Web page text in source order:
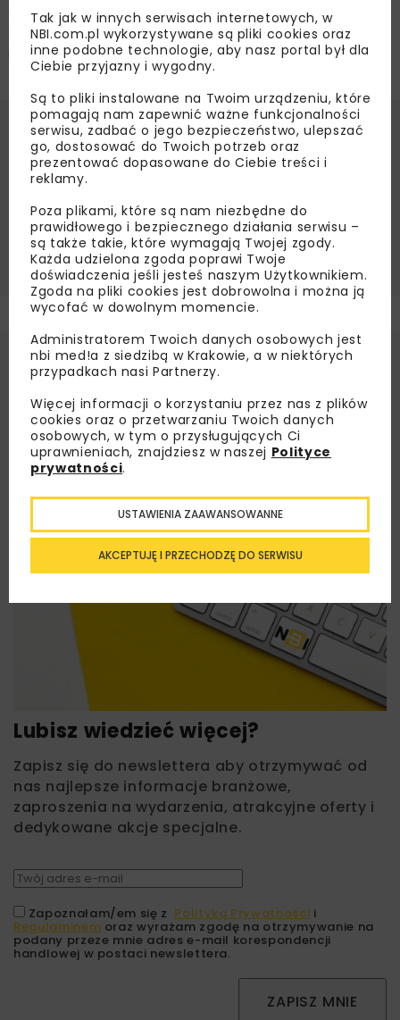
go do współczesnych wymagań transportu
śródlądowego oraz zapewnienie długoterminowej
niezawodności infrastruktury na Dunaju.
Źródło:PORR SA
DUNAJ FELBERMAYR HABAU
HYDROTECHNIKA
PASAWA
PORR
ŚLUZA KACHLET
ŻEGLUGA ŚRÓDLĄDOWA
Lubisz wiedzieć więcej?
Zapisz się do newslettera aby otrzymywać od
nas najlepsze informacje branżowe,
zaproszenia na wydarzenia, atrakcyjne oferty i
dedykowane akcje specjalne.
Zapoznałam/em się z Polityką Prywatności i
Regulaminem oraz wyrażam zgodę na otrzymywanie na
podany przeze mnie adres e-mail korespondencji
handlowej w postaci newslettera.
ZAPISZ MNIE
Tak jak w innych serwisach internetowych, w
NBI.com.pl wykorzystywane są pliki cookies oraz
inne podobne technologie, aby nasz portal był dla
Ciebie przyjazny i wygodny.
Są to pliki instalowane na Twoim urządzeniu, które
pomagają nam zapewnić ważne funkcjonalności
serwisu, zadbać o jego bezpieczeństwo, ulepszać
go, dostosować do Twoich potrzeb oraz
prezentować dopasowane do Ciebie treści i
reklamy.
Poza plikami, które są nam niezbędne do
prawidłowego i bezpiecznego działania serwisu –
są także takie, które wymagają Twojej zgody.
Każda udzielona zgoda poprawi Twoje
doświadczenia jeśli jesteś naszym Użytkownikiem.
Zgoda na pliki cookies jest dobrowolna i można ją
wycofać w dowolnym momencie.
Administratorem Twoich danych osobowych jest
nbi med!a z siedzibą w Krakowie, a w niektórych
przypadkach nasi Partnerzy.
Więcej informacji o korzystaniu przez nas z plików
cookies oraz o przetwarzaniu Twoich danych
osobowych, w tym o przysługujących Ci
uprawnieniach, znajdziesz w naszej Polityce
prywatności.
AKCEPTUJĘ I PRZECHODZĘ DO SERWISU
USTAWIENIA ZAAWANSOWANNE